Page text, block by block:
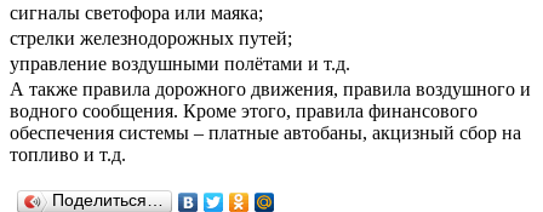
сигналы светофора или маяка;
стрелки железнодорожных путей;
управление воздушными полётами и т.д.
А также правила дорожного движения, правила воздушного и
водного сообщения. Кроме этого, правила финансового
обеспечения системы – платные автобаны, акцизный сбор на
топливо и т.д.
Поделиться…